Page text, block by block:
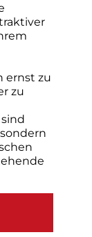
ernst zu
zu